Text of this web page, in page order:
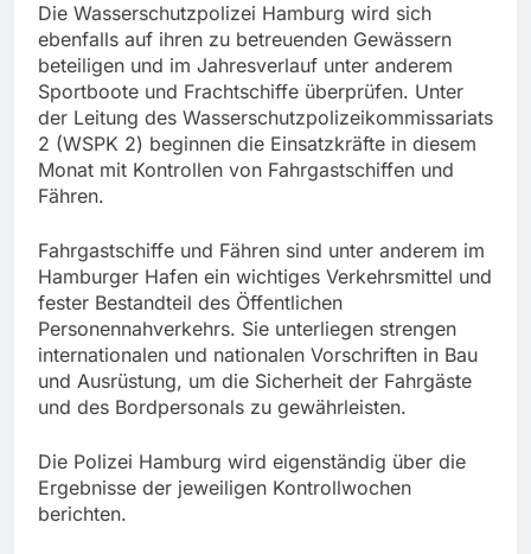
Die Wasserschutzpolizei Hamburg wird sich
ebenfalls auf ihren zu betreuenden Gewässern
beteiligen und im Jahresverlauf unter anderem
Sportboote und Frachtschiffe überprüfen. Unter
der Leitung des Wasserschutzpolizeikommissariats
2 (WSPK 2) beginnen die Einsatzkräfte in diesem
Monat mit Kontrollen von Fahrgastschiffen und
Fähren.
Fahrgastschiffe und Fähren sind unter anderem im
Hamburger Hafen ein wichtiges Verkehrsmittel und
fester Bestandteil des Öffentlichen
Personennahverkehrs. Sie unterliegen strengen
internationalen und nationalen Vorschriften in Bau
und Ausrüstung, um die Sicherheit der Fahrgäste
und des Bordpersonals zu gewährleisten.
Die Polizei Hamburg wird eigenständig über die
Ergebnisse der jeweiligen Kontrollwochen
berichten.